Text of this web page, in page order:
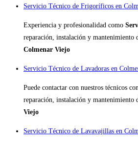
Servicio Técnico de Frigoríficos en
Experiencia y profesionalidad como
reparación, instalación y mantenimiento
Colmenar Viejo
Servicio Técnico de Lavadoras en
Puede contactar con nuestros técnicos
reparación, instalación y mantenimiento
Viejo
Servicio Técnico de Lavavajillas en